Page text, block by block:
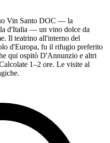
Vin Santo DOC — la
d'Italia — un vino dolce da
Il teatrino all'interno del
d'Europa, fu il rifugio preferito
qui ospitò D'Annunzio e altri
1–2 ore. Le visite al